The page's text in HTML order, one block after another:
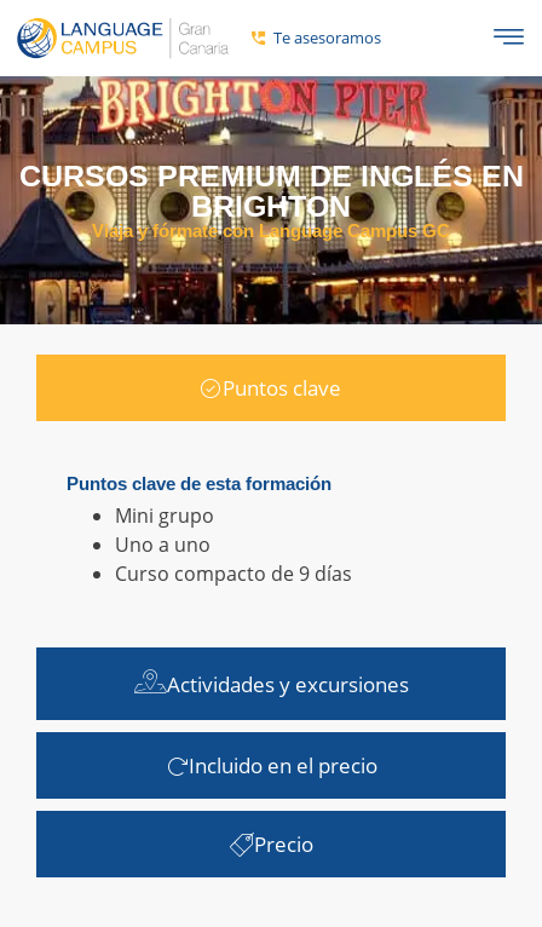
Te asesoramos
CURSOS PREMIUM DE INGLÉS EN
BRIGHTON
Viaja y fórmate con Language Campus GC
Puntos clave
Actividades y excursiones
Incluido en el precio
Precio
Puntos clave de esta formación
Mini grupo
Uno a uno
Curso compacto de 9 días